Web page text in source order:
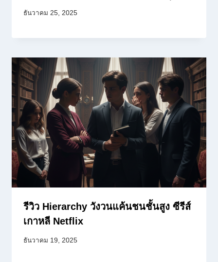
ธันวาคม 25, 2025
รีวิว Hierarchy วังวนแค้นชนชั้นสูง ซีรีส์
เกาหลี Netflix
ธันวาคม 19, 2025